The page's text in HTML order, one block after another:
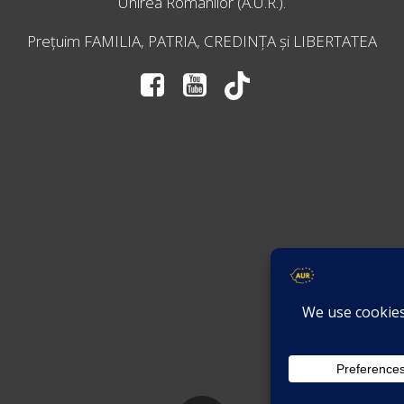
Prețuim FAMILIA, PATRIA, CREDINȚA și LIBERTATEA